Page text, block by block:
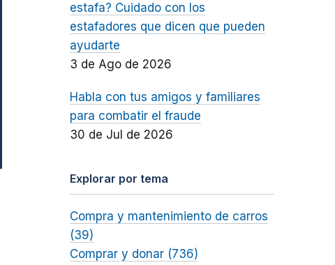
estafa? Cuidado con los
estafadores que dicen que pueden
ayudarte
3 de Ago de 2026
Habla con tus amigos y familiares
para combatir el fraude
30 de Jul de 2026
Explorar por tema
Compra y mantenimiento de carros
(39)
Comprar y donar (736)